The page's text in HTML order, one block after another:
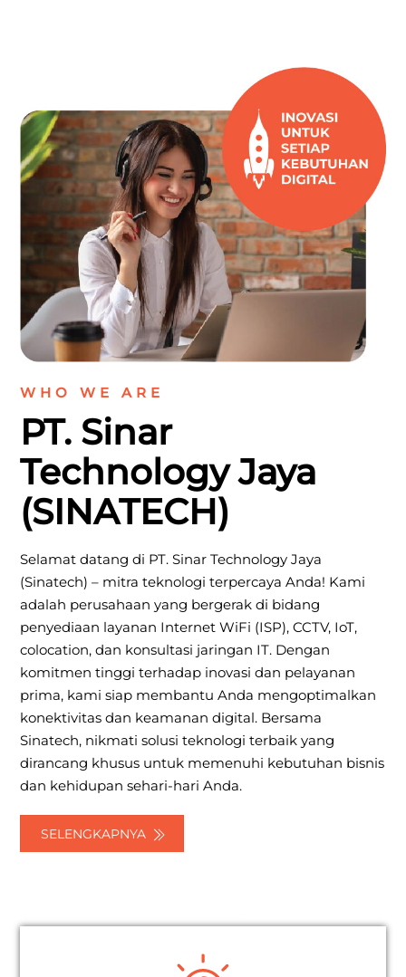
WHO WE ARE
PT. Sinar
Technology Jaya
(SINATECH)
Selamat datang di PT. Sinar Technology Jaya
(Sinatech) – mitra teknologi terpercaya Anda! Kami
adalah perusahaan yang bergerak di bidang
penyediaan layanan Internet WiFi (ISP), CCTV, IoT,
colocation, dan konsultasi jaringan IT. Dengan
komitmen tinggi terhadap inovasi dan pelayanan
prima, kami siap membantu Anda mengoptimalkan
konektivitas dan keamanan digital. Bersama
Sinatech, nikmati solusi teknologi terbaik yang
dirancang khusus untuk memenuhi kebutuhan bisnis
dan kehidupan sehari-hari Anda.
SELENGKAPNYA